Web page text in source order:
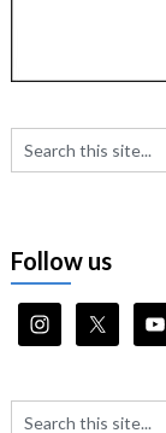
Follow us